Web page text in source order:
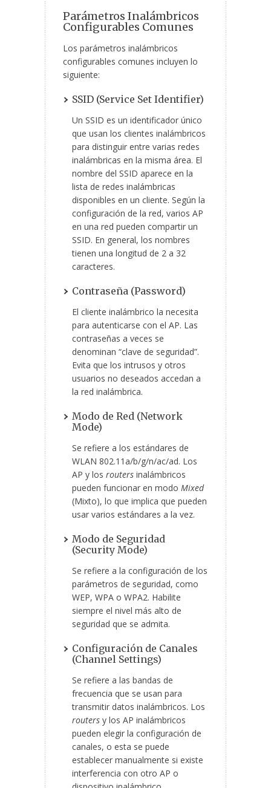
Parámetros Inalámbricos
Configurables Comunes
Los parámetros inalámbricos
configurables comunes incluyen lo
siguiente:
SSID (Service Set Identifier)
Un SSID es un identificador único
que usan los clientes inalámbricos
para distinguir entre varias redes
inalámbricas en la misma área. El
nombre del SSID aparece en la
lista de redes inalámbricas
disponibles en un cliente. Según la
configuración de la red, varios AP
en una red pueden compartir un
SSID. En general, los nombres
tienen una longitud de 2 a 32
caracteres.
Contraseña (Password)
El cliente inalámbrico la necesita
para autenticarse con el AP. Las
contraseñas a veces se
denominan “clave de seguridad”.
Evita que los intrusos y otros
usuarios no deseados accedan a
la red inalámbrica.
Modo de Red (Network
Mode)
Se refiere a los estándares de
WLAN 802.11a/b/g/n/ac/ad. Los
AP y los routers inalámbricos
pueden funcionar en modo Mixed
(Mixto), lo que implica que pueden
usar varios estándares a la vez.
Modo de Seguridad
(Security Mode)
Se refiere a la configuración de los
parámetros de seguridad, como
WEP, WPA o WPA2. Habilite
siempre el nivel más alto de
seguridad que se admita.
Configuración de Canales
(Channel Settings)
Se refiere a las bandas de
frecuencia que se usan para
transmitir datos inalámbricos. Los
routers y los AP inalámbricos
pueden elegir la configuración de
canales, o esta se puede
establecer manualmente si existe
interferencia con otro AP o